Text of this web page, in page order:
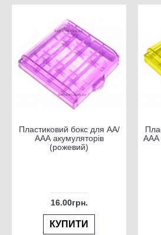
Пластиковий бокс для АА/
ААА акумуляторів
(рожевий)
16.00грн.
КУПИТИ
ААА